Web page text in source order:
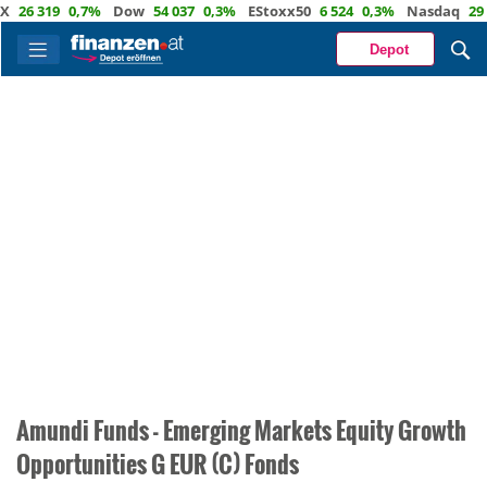
26 319 0,7% Dow 54 037 0,3% EStoxx50 6 524 0,3% Nasdaq 29
Depot
Amundi Funds - Emerging Markets Equity Growth
Opportunities G EUR (C) Fonds